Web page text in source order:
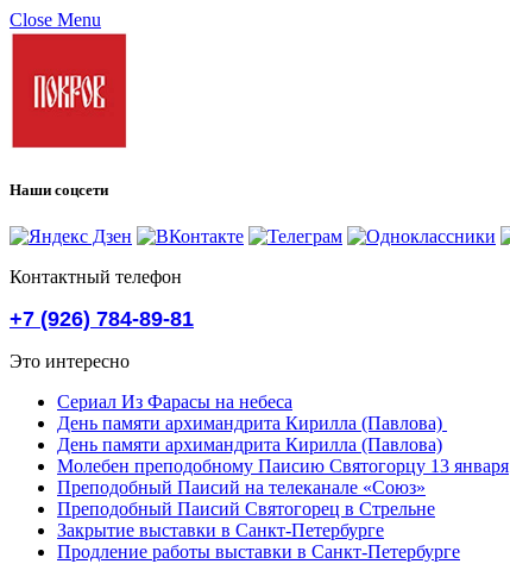
Close Menu
Наши соцсети
Контактный телефон
+7 (926) 784-89-81
Это интересно
Сериал Из Фарасы на небеса
День памяти архимандрита Кирилла (Павлова)
День памяти архимандрита Кирилла (Павлова)
Молебен преподобному Паисию Святогорцу 13 января
Преподобный Паисий на телеканале «Союз»
Преподобный Паисий Святогорец в Стрельне
Закрытие выставки в Санкт-Петербурге
Продление работы выставки в Санкт-Петербурге